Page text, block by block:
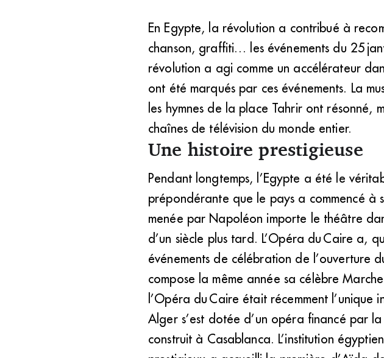
BalQeis, qui joue de la musique depuis ses 6 ans, est
En Egypte, la révolution a contribué à
chanson, graffiti… les événements du 25
révolution a agi comme un accélérateur
ont été marqués par ces événements. La
les hymnes de la place Tahrir ont
chaînes de télévision du monde entier.
Une histoire prestigieuse
Pendant longtemps, l’Egypte a été le
prépondérante que le pays a ­commencé
menée par Napoléon importe le théâtre
d’un siècle plus tard. L’Opéra du Caire a,
événements de célébration de l’ouverture
compose la même année sa célèbre
l’Opéra du Caire était récemment
Alger s’est dotée d’un opéra financé par
construit à Casablanca. L’institution